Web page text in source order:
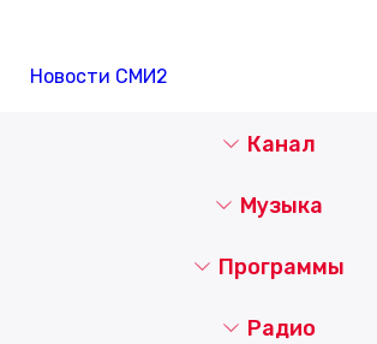
Новости СМИ2
Канал
Музыка
Программы
Радио